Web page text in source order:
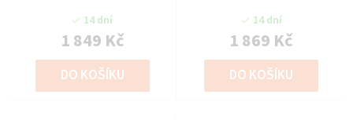
14 dní
1 849 Kč
DO KOŠÍKU
14 dní
1 869 Kč
DO KOŠÍKU